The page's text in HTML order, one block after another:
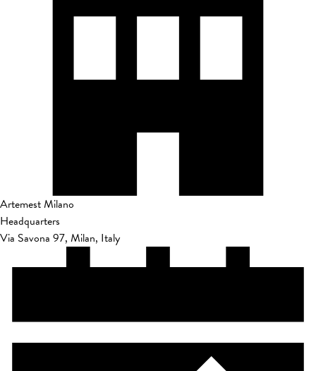
Artemest Milano
Headquarters
Via Savona 97, Milan, Italy